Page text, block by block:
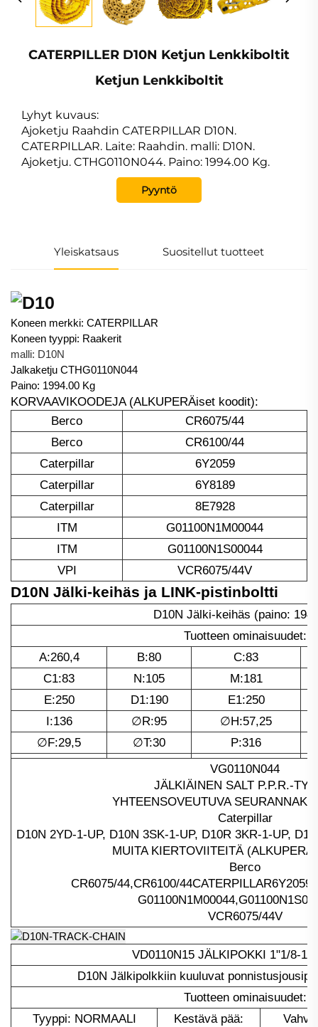
CATERPILLER D10N Ketjun Lenkkiboltit
Ketjun Lenkkiboltit
Lyhyt kuvaus:
Ajoketju Raahdin CATERPILLAR D10N.
CATERPILLAR. Laite: Raahdin. malli: D10N.
Ajoketju. CTHG0110N044. Paino: 1994.00 Kg.
Pyyntö
Yleiskatsaus Suositellut tuotteet
Koneen merkki: CATERPILLAR
Koneen tyyppi: Raakerit
malli: D10N
Jalkaketju CTHG0110N044
Paino: 1994.00 Kg
KORVAAVIKOODEJA (ALKUPERÄiset koodit):
Berco
CR6075/44
Berco
CR6100/44
Caterpillar
6Y2059
Caterpillar
6Y8189
Caterpillar
8E7928
ITM
G01100N1M00044
ITM
G01100N1S00044
VPI
VCR6075/44V
D10N Jälki-keihäs ja LINK-pistinboltti
D10N Jälki-keihäs (paino:
Tuotteen ominaisuudet:
A:260,4
B:80
C:83
C1:83
N:105
M:181
E:250
D1:190
E1:250
I:136
∅R:95
∅H:57,25
∅F:29,5
∅T:30
P:316
VG0110N044
JÄLKIÄINEN SALT P.P.R.-
YHTEENSOVEUTUVA
Caterpillar
D10N 2YD-1-UP, D10N 3SK-1-UP, D10R 3KR-1-UP,
MUITA KIERTOVIITEITÄ
Berco
CR6075/44,CR6100/
VCR6075/44V
VD0110N15 JÄLKIPOKKI 1"1/8-
D10N Jälkipolkkiin kuuluvat
Tuotteen ominaisuudet:
Tyyppi: NORMAALI
Kestävä pää: